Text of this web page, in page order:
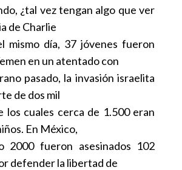
¿tal vez tengan algo que ver
de Charlie
mismo día, 37 jóvenes fueron
en un atentado con
pasado, la invasión israelita
de dos mil
los cuales cerca de 1.500 eran
En México,
2000 fueron asesinados 102
defender la libertad de